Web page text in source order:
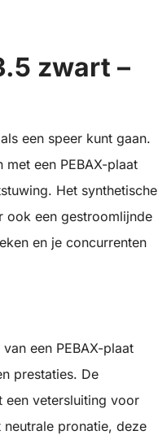
zwart –
een speer kunt gaan.
een PEBAX-plaat
Het synthetische
ook een gestroomlijnde
en je concurrenten
een PEBAX-plaat
prestaties. De
een vetersluiting voor
pronatie, deze